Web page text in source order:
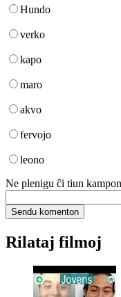
Hundo
verko
kapo
maro
akvo
fervojo
leono
Ne plenigu ĉi tiun
Rilataj filmoj